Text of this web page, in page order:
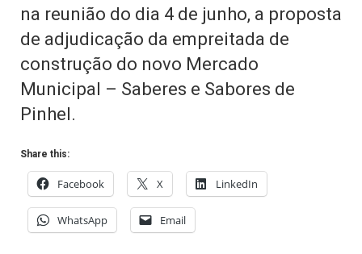
na reunião do dia 4 de junho, a proposta
de adjudicação da empreitada de
construção do novo Mercado
Municipal – Saberes e Sabores de
Pinhel.
Share this:
Facebook X LinkedIn
WhatsApp Email